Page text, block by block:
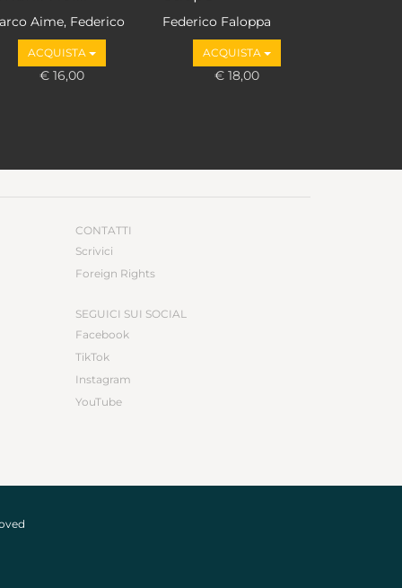
Aime, Federico
Adriano
Guido
Irene
ACQUISTA
€ 16,00
Federico Faloppa
ACQUISTA
€ 18,00
CONTATTI
Scrivici
Foreign Rights
SEGUICI SUI SOCIAL
Facebook
TikTok
Instagram
YouTube